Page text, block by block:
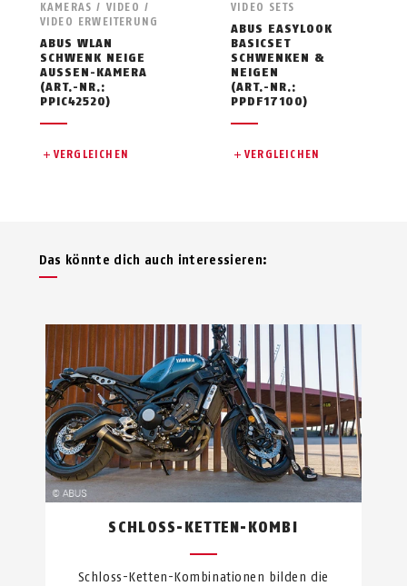
KAMERAS / VIDEO /
VIDEO ERWEITERUNG
ABUS WLAN
SCHWENK NEIGE
AUSSEN-KAMERA
(ART.-NR.:
PPIC42520)
VERGLEICHEN
VIDEO SETS
ABUS EASYLOOK
BASICSET
SCHWENKEN &
NEIGEN
(ART.-NR.:
PPDF17100)
VERGLEICHEN
Das könnte dich auch interessieren:
SCHLOSS-KETTEN-KOMBI
Schloss-Ketten-Kombinationen bilden die